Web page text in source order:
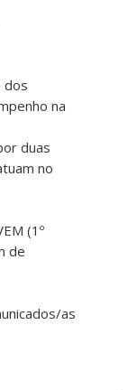
dos
na
duas
no
(1º
de
as